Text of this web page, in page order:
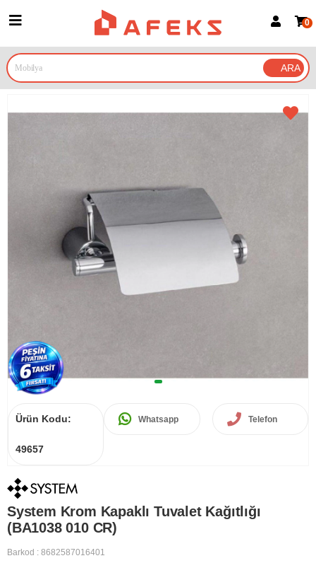
Google İle Bağlan
0
Ürün Kodu:
49657
Whatsapp Telefon
System Krom Kapaklı Tuvalet Kağıtlığı
(BA1038 010 CR)
Barkod : 8682587016401